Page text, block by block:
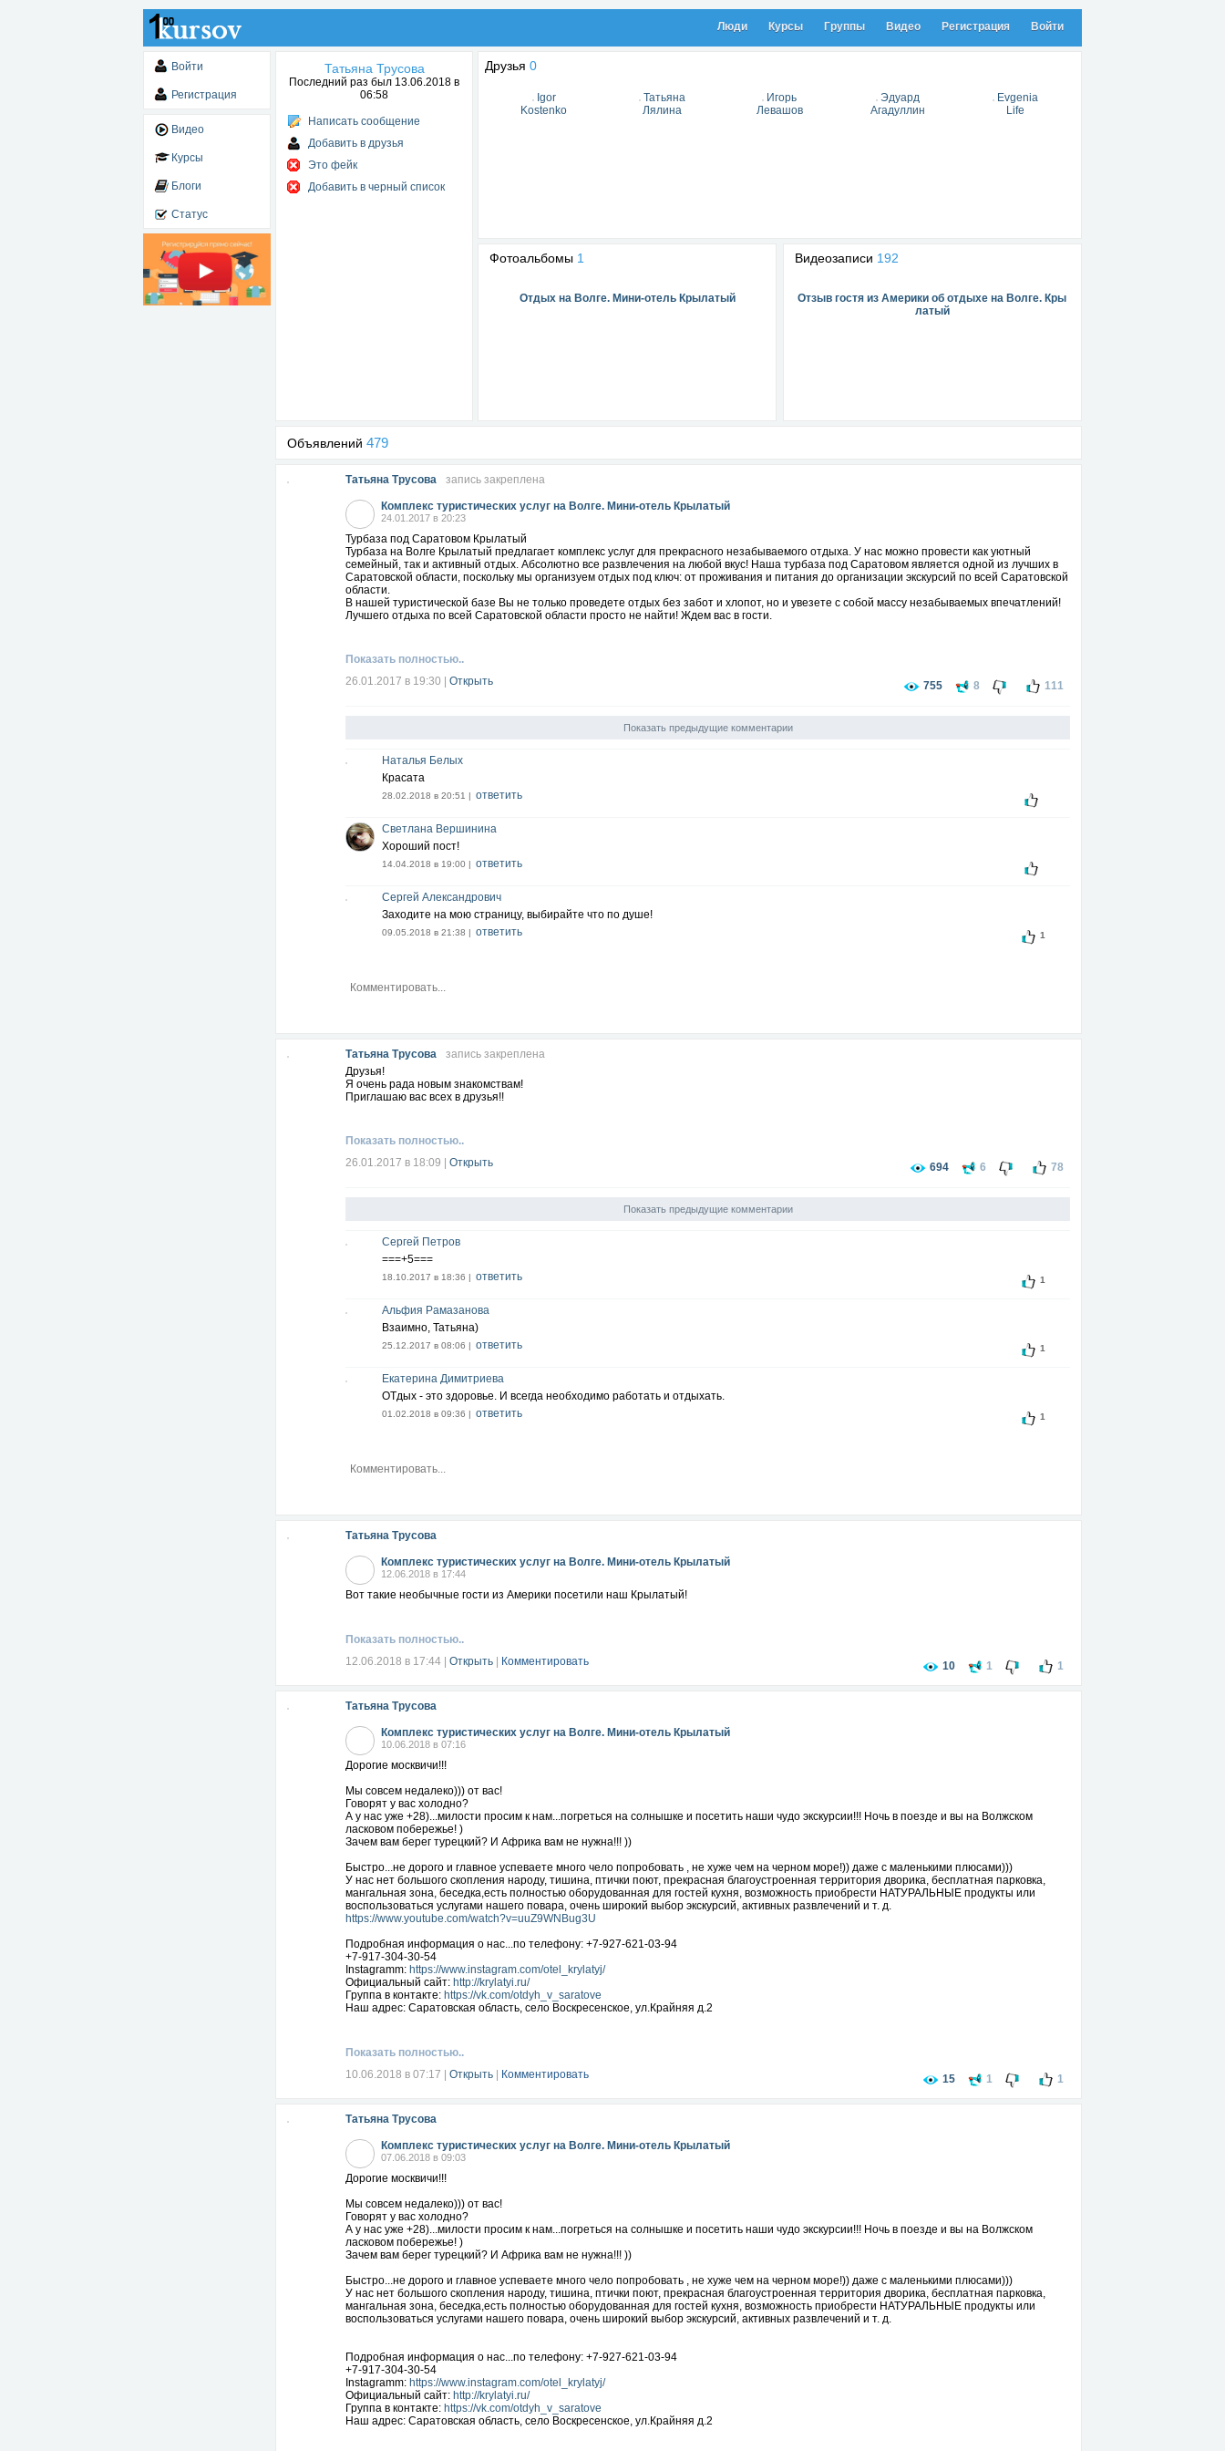
Люди Курсы Группы Видео Регистрация Войти
Войти
Регистрация
Видео
Курсы
Блоги
Статус
Татьяна Трусова
Последний раз был 13.06.2018 в
06:58
Написать сообщение
Добавить в друзья
Это фейк
Добавить в черный список
Друзья 0
Igor
Kostenko
Татьяна
Лялина
Игорь
Левашов
Эдуард
Агадуллин
Evgenia
Life
Фотоальбомы 1
Отдых на Волге. Мини-отель Крылатый
Видеозаписи 192
Отзыв гостя из Америки об отдыхе на Волге. Кры
латый
Объявлений 479
Татьяна Трусова запись закреплена
Комплекс туристических услуг на Волге. Мини-отель Крылатый
24.01.2017 в 20:23
Турбаза под Саратовом Крылатый
Турбаза на Волге Крылатый предлагает комплекс услуг для прекрасного незабываемого отдыха. У нас можно провести как уютный
семейный, так и активный отдых. Абсолютно все развлечения на любой вкус! Наша турбаза под Саратовом является одной из лучших в
Саратовской области, поскольку мы организуем отдых под ключ: от проживания и питания до организации экскурсий по всей Саратовской
области.
В нашей туристической базе Вы не только проведете отдых без забот и хлопот, но и увезете с собой массу незабываемых впечатлений!
Лучшего отдыха по всей Саратовской области просто не найти! Ждем вас в гости.
Показать полностью..
26.01.2017 в 19:30
Открыть 755 8 111
Показать предыдущие комментарии
Наталья Белых
Красата
28.02.2018 в 20:51 | ответить
Светлана Вершинина
Хороший пост!
14.04.2018 в 19:00 | ответить
Сергей Александрович
Заходите на мою страницу, выбирайте что по душе!
09.05.2018 в 21:38 | ответить 1
Татьяна Трусова
запись закреплена
Друзья!
Я очень рада новым знакомствам!
Приглашаю вас всех в друзья!!
Показать полностью..
26.01.2017 в 18:09
Открыть 694 6 78
Показать предыдущие комментарии
Сергей Петров
===+5===
18.10.2017 в 18:36 | ответить 1
Альфия Рамазанова
Взаимно, Татьяна)
25.12.2017 в 08:06 | ответить 1
Екатерина Димитриева
ОТдых - это здоровье. И всегда необходимо работать и отдыхать.
01.02.2018 в 09:36 | ответить 1
Татьяна Трусова
Комплекс туристических услуг на Волге. Мини-отель Крылатый
12.06.2018 в 17:44
Вот такие необычные гости из Америки посетили наш Крылатый!
Показать полностью..
12.06.2018 в 17:44
Открыть Комментировать 10 1 1
Татьяна Трусова
Комплекс туристических услуг на Волге. Мини-отель Крылатый
10.06.2018 в 07:16
Дорогие москвичи!!!
Мы совсем недалеко))) от вас!
Говорят у вас холодно?
А у нас уже +28)...милости просим к нам...погреться на солнышке и посетить наши чудо экскурсии!!! Ночь в поезде и вы на Волжском
ласковом побережье! )
Зачем вам берег турецкий? И Африка вам не нужна!!! ))
Быстро...не дорого и главное успеваете много чело попробовать , не хуже чем на черном море!)) даже с маленькими плюсами)))
У нас нет большого скопления народу, тишина, птички поют, прекрасная благоустроенная территория дворика, бесплатная парковка,
мангальная зона, беседка,есть полностью оборудованная для гостей кухня, возможность приобрести НАТУРАЛЬНЫЕ продукты или
воспользоваться услугами нашего повара, очень широкий выбор экскурсий, активных развлечений и т. д.
https://www.youtube.com/watch?v=uuZ9WNBug3U
Подробная информация о нас...по телефону: +7-927-621-03-94
+7-917-304-30-54
Instagramm: https://www.instagram.com/otel_krylatyj/
Официальный сайт: http://krylatyi.ru/
Группа в контакте: https://vk.com/otdyh_v_saratove
Наш адрес: Саратовская область, село Воскресенское, ул.Крайняя д.2
Показать полностью..
10.06.2018 в 07:17
Открыть Комментировать 15 1 1
Татьяна Трусова
Комплекс туристических услуг на Волге. Мини-отель Крылатый
07.06.2018 в 09:03
Дорогие москвичи!!!
Мы совсем недалеко))) от вас!
Говорят у вас холодно?
А у нас уже +28)...милости просим к нам...погреться на солнышке и посетить наши чудо экскурсии!!! Ночь в поезде и вы на Волжском
ласковом побережье! )
Зачем вам берег турецкий? И Африка вам не нужна!!! ))
Быстро...не дорого и главное успеваете много чело попробовать , не хуже чем на черном море!)) даже с маленькими плюсами)))
У нас нет большого скопления народу, тишина, птички поют, прекрасная благоустроенная территория дворика, бесплатная парковка,
мангальная зона, беседка,есть полностью оборудованная для гостей кухня, возможность приобрести НАТУРАЛЬНЫЕ продукты или
воспользоваться услугами нашего повара, очень широкий выбор экскурсий, активных развлечений и т. д.
Подробная информация о нас...по телефону: +7-927-621-03-94
+7-917-304-30-54
Instagramm: https://www.instagram.com/otel_krylatyj/
Официальный сайт: http://krylatyi.ru/
Группа в контакте: https://vk.com/otdyh_v_saratove
Наш адрес: Саратовская область, село Воскресенское, ул.Крайняя д.2